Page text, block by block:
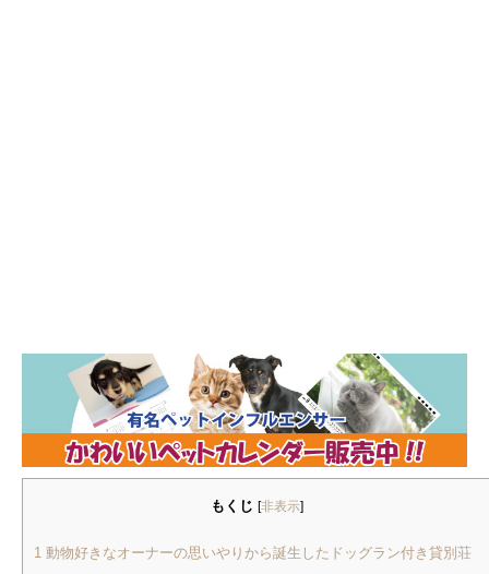
もくじ [非表示]
1 動物好きなオーナーの思いやりから誕生したドッグラン付き貸別荘